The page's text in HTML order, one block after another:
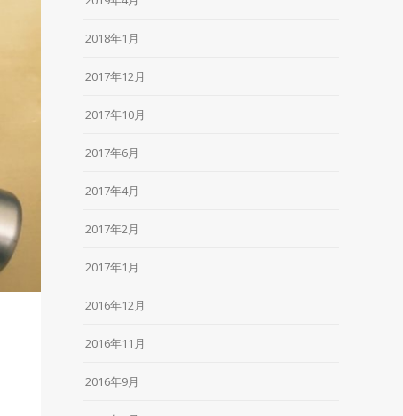
2018年1月
2017年12月
2017年10月
2017年6月
2017年4月
2017年2月
2017年1月
2016年12月
2016年11月
2016年9月